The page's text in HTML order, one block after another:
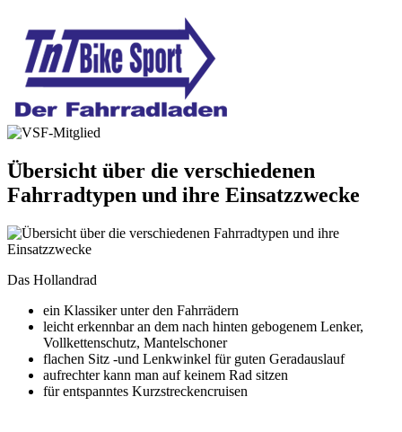
Übersicht über die verschiedenen
Fahrradtypen und ihre Einsatzzwecke
Das Hollandrad
ein Klassiker unter den Fahrrädern
leicht erkennbar an dem nach hinten gebogenem Lenker,
Vollkettenschutz, Mantelschoner
flachen Sitz -und Lenkwinkel für guten Geradauslauf
aufrechter kann man auf keinem Rad sitzen
für entspanntes Kurzstreckencruisen